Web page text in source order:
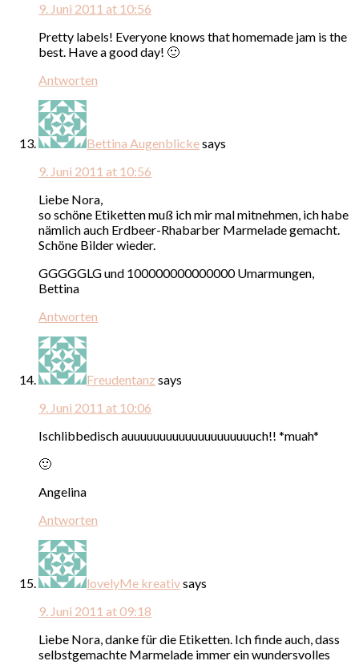
9. Juni 2011 at 10:56
Pretty labels! Everyone knows that homemade jam is the
best. Have a good day! 🙂
Antworten
Bettina Augenblickesays
9. Juni 2011 at 10:56
Liebe Nora,
so schöne Etiketten muß ich mir mal mitnehmen, ich habe
nämlich auch Erdbeer-Rhabarber Marmelade gemacht.
Schöne Bilder wieder.
GGGGGLG und 100000000000000 Umarmungen,
Bettina
Antworten
Freudentanz says
9. Juni 2011 at 10:06
Ischlibbedisch auuuuuuuuuuuuuuuuuuuuch!! *muah*
🙂
Angelina
Antworten
lovelyMe kreativsays
9. Juni 2011 at 09:18
Liebe Nora, danke für die Etiketten. Ich finde auch, dass
selbstgemachte Marmelade immer ein wundersvolles